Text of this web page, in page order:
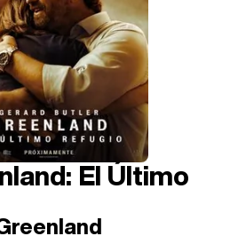
El Último